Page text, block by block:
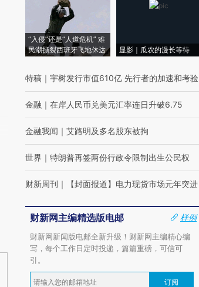
“入侵”还是“人道危机” 难
民潮撕裂西班牙飞地休达
显影｜瓜农的漫长等待
特稿 ｜ 宇树发行市值610亿 先行者的加速和考验
金融 ｜ 在岸人民币兑美元汇率连日升破6.75
金融我闻 ｜ 艾路明及多名股东被拘
世界 ｜ 特朗普再签两份行政令限制出生公民权
财新周刊 ｜ 【封面报道】电力现货市场元年突进
财新网主编精选版电邮
样例
财新网新闻版电邮全新升级！财新网主编精心编
写，每个工作日定时投递，篇篇重磅，可信可
引。
订阅